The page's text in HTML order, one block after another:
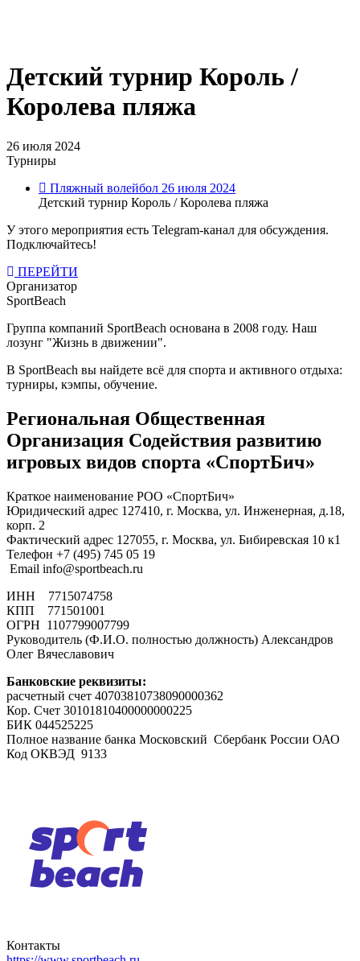
Детский турнир Король /
Королева пляжа
26 июля 2024
Турниры
Пляжный волейбол 26 июля 2024
Детский турнир Король / Королева пляжа
У этого мероприятия есть Telegram-канал для обсуждения.
Подключайтесь!
ПЕРЕЙТИ
Организатор
SportBeach
Группа компаний SportBeach основана в 2008 году. Наш
лозунг "Жизнь в движении".
В SportBeach вы найдете всё для спорта и активного отдыха:
турниры, кэмпы, обучение.
Региональная Общественная
Организация Содействия развитию
игровых видов спорта «СпортБич»
Краткое наименование РОО «СпортБич»
Юридический адрес 127410, г. Москва, ул. Инженерная, д.18,
корп. 2
Фактический адрес 127055, г. Москва, ул. Бибиревская 10 к1
Телефон +7 (495) 745 05 19
Email info@sportbeach.ru
ИНН 7715074758
КПП 771501001
ОГРН 1107799007799
Руководитель (Ф.И.О. полностью должность) Александров
Олег Вячеславович
Банковские реквизиты:
расчетный счет 40703810738090000362
Кор. Счет 30101810400000000225
БИК 044525225
Полное название банка Московский Сбербанк России ОАО
Код ОКВЭД 9133
Контакты